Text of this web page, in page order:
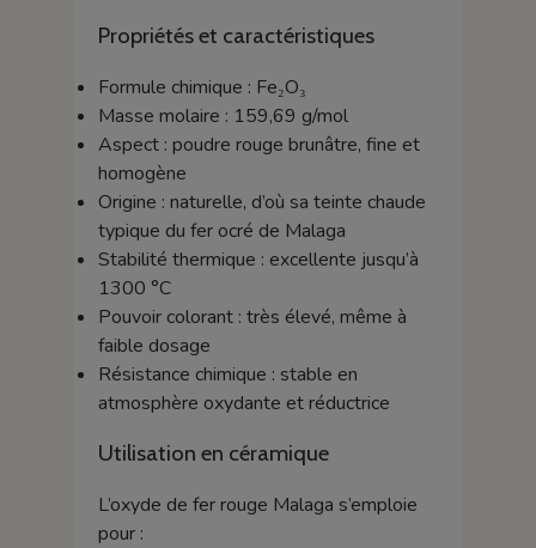
Propriétés et caractéristiques
Formule chimique : Fe₂O₃
Masse molaire : 159,69 g/mol
Aspect : poudre rouge brunâtre, fine et
homogène
Origine : naturelle, d’où sa teinte chaude
typique du fer ocré de Malaga
Stabilité thermique : excellente jusqu’à
1300 °C
Pouvoir colorant : très élevé, même à
faible dosage
Résistance chimique : stable en
atmosphère oxydante et réductrice
Utilisation en céramique
L’oxyde de fer rouge Malaga s’emploie
pour :